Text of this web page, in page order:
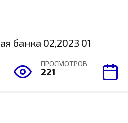
ПРОСМОТРОВ
221